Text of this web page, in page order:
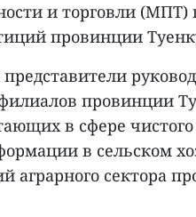
и торговли (МПТ)
провинции
провинции
в сфере чистого
в сельском
аграрного сектора